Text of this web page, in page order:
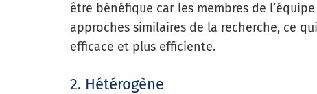
être bénéfique car les membres de
approches similaires de la recherche, ce
efficace et plus efficiente.
2. Hétérogène